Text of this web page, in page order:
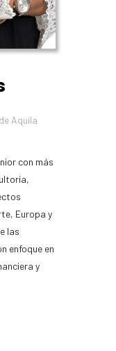
Aquila
con más
Europa y
las
enfoque en
y